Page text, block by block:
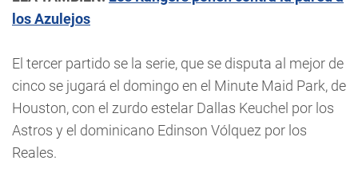
los Azulejos
El tercer partido se la serie, que se disputa al mejor de
cinco se jugará el domingo en el Minute Maid Park, de
Houston, con el zurdo estelar Dallas Keuchel por los
Astros y el dominicano Edinson Vólquez por los
Reales.